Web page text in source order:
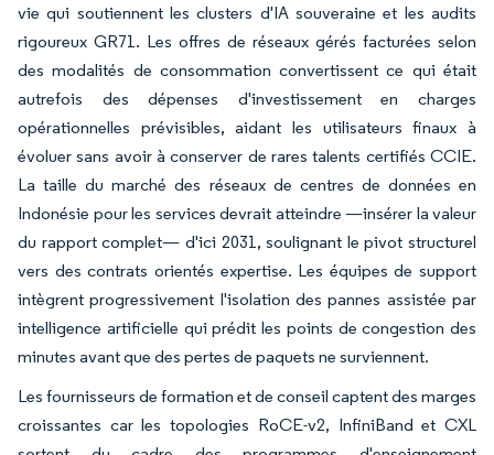
vie qui soutiennent les clusters d'IA souveraine et les audits
rigoureux GR71. Les offres de réseaux gérés facturées selon
des modalités de consommation convertissent ce qui était
autrefois des dépenses d'investissement en charges
opérationnelles prévisibles, aidant les utilisateurs finaux à
évoluer sans avoir à conserver de rares talents certifiés CCIE.
La taille du marché des réseaux de centres de données en
Indonésie pour les services devrait atteindre —insérer la valeur
du rapport complet— d'ici 2031, soulignant le pivot structurel
vers des contrats orientés expertise. Les équipes de support
intègrent progressivement l'isolation des pannes assistée par
intelligence artificielle qui prédit les points de congestion des
minutes avant que des pertes de paquets ne surviennent.
Les fournisseurs de formation et de conseil captent des marges
croissantes car les topologies RoCE-v2, InfiniBand et CXL